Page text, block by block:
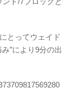
とってウェイド
”により9分の出